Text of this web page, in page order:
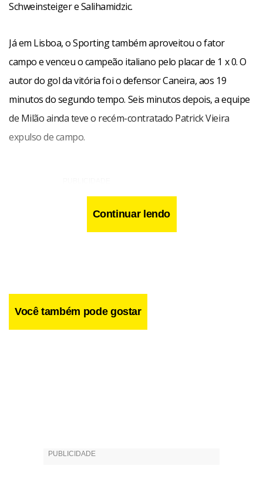
Schweinsteiger e Salihamidzic.
Já em Lisboa, o Sporting também aproveitou o fator
campo e venceu o campeão italiano pelo placar de 1 x 0. O
autor do gol da vitória foi o defensor Caneira, aos 19
minutos do segundo tempo. Seis minutos depois, a equipe
de Milão ainda teve o recém-contratado Patrick Vieira
expulso de campo.
saldo de gols.
Continuar lendo
Você também pode gostar